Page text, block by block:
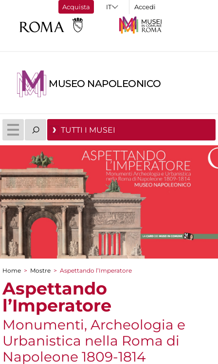
Acquista Accedi
MUSEO NAPOLEONICO
TUTTI I MUSEI
Tu sei qui
Home > Mostre > Aspettando l’Imperatore
Aspettando
l’Imperatore
Monumenti, Archeologia e
Urbanistica nella Roma di
Napoleone 1809-1814